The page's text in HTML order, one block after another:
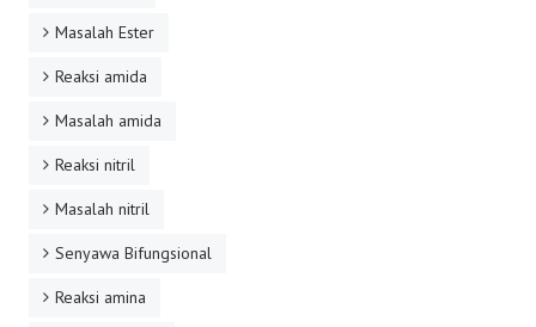
Masalah Ester
Reaksi amida
Masalah amida
Reaksi nitril
Masalah nitril
Senyawa Bifungsional
Reaksi amina